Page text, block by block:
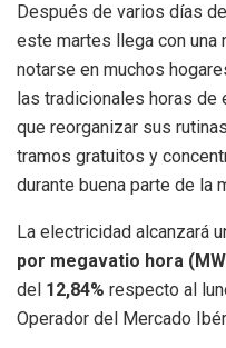
Después de varios días
este martes llega con una
notarse en muchos
las tradicionales horas de
que reorganizar sus
tramos gratuitos y
durante buena parte de la
La electricidad alcanzará
por megavatio hora
del 12,84% respecto al
Operador del Mercado